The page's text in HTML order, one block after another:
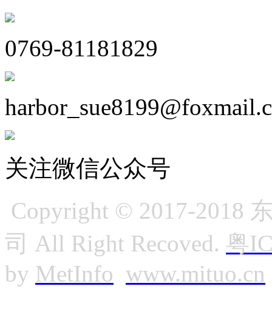
0769-81181829
关注微信公众号
Copyright © 2017-2018
司 All Right Recoved. 粤
by MetInfo www.mituo.cn